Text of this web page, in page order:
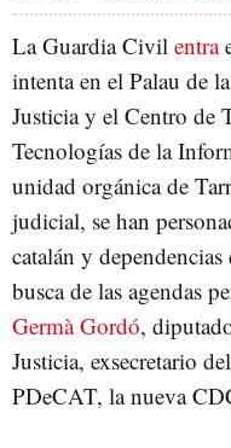
La Guardia Civil entra
intenta en el Palau de
Justicia y el Centro de
Tecnologías de la
unidad orgánica de
judicial, se han
catalán y
busca de las agendas
Germà Gordó,
Justicia, exsecretario
PDeCAT, la nueva